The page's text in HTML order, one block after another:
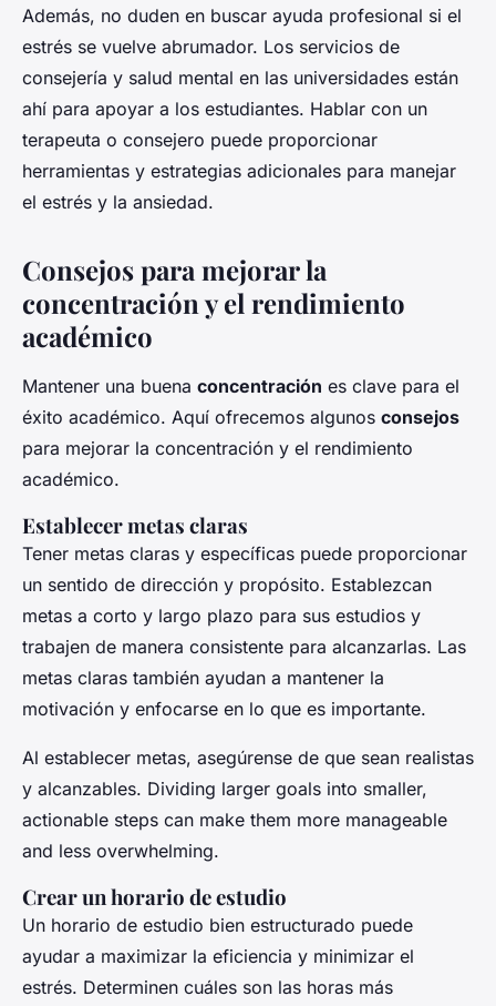
Además, no duden en buscar ayuda profesional si el
estrés se vuelve abrumador. Los servicios de
consejería y salud mental en las universidades están
ahí para apoyar a los estudiantes. Hablar con un
terapeuta o consejero puede proporcionar
herramientas y estrategias adicionales para manejar
el estrés y la ansiedad.
Consejos para mejorar la
concentración y el rendimiento
académico
Mantener una buena concentración es clave para el
éxito académico. Aquí ofrecemos algunos consejos
para mejorar la concentración y el rendimiento
académico.
Establecer metas claras
Tener metas claras y específicas puede proporcionar
un sentido de dirección y propósito. Establezcan
metas a corto y largo plazo para sus estudios y
trabajen de manera consistente para alcanzarlas. Las
metas claras también ayudan a mantener la
motivación y enfocarse en lo que es importante.
Al establecer metas, asegúrense de que sean realistas
y alcanzables. Dividing larger goals into smaller,
actionable steps can make them more manageable
and less overwhelming.
Crear un horario de estudio
Un horario de estudio bien estructurado puede
ayudar a maximizar la eficiencia y minimizar el
estrés. Determinen cuáles son las horas más